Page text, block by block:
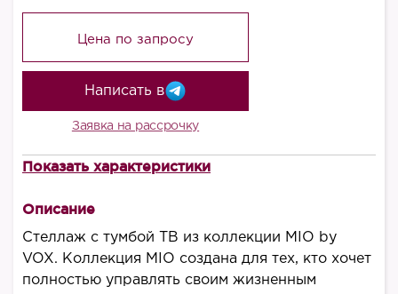
Цена по запросу
Написать в
Заявка на рассрочку
Высота, мм
Ширина, мм
670
Показать характеристики
Описание
Стеллаж с тумбой ТВ из коллекции MIO by
VOX. Коллекция MIO создана для тех, кто хочет
полностью управлять своим жизненным